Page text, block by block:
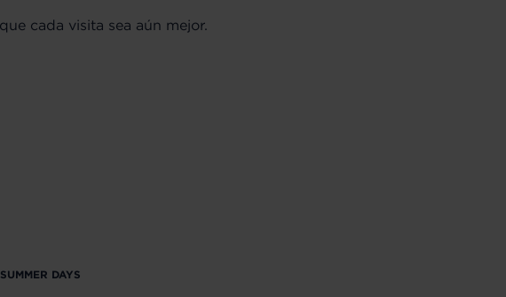
cada visita sea aún mejor.
DAYS